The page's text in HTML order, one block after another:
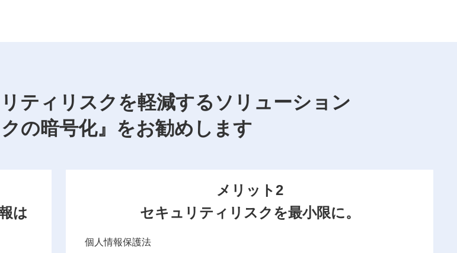
ティリスクを軽減するソリューション
クの暗号化』をお勧めします
は
メリット2
セキュリティリスクを最小限に。
個人情報保護法